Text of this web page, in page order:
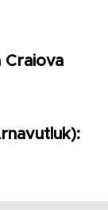
Craiova